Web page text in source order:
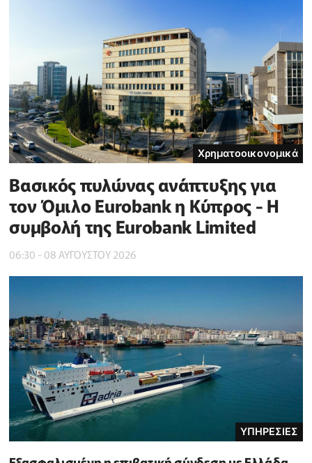
Χρηματοοικονομικά
Βασικός πυλώνας ανάπτυξης για
τον Όμιλο Eurobank η Κύπρος - Η
συμβολή της Eurobank Limited
06:30 - 08 ΑΥΓΟΥΣΤΟΥ 2026
ΥΠΗΡΕΣΙΕΣ